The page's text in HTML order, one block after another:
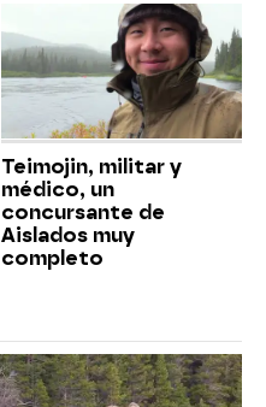
Teimojin, militar y
médico, un
concursante de
Aislados muy
completo